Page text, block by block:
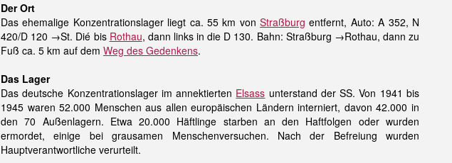
Der Ort
Das ehemalige Konzentrationslager liegt ca. 55 km vonStraßburg entfernt, Auto: A 352, N
420/D 120 →St. Dié bis Rothau, dann links in die D 130. Bahn: Straßburg →Rothau, dann zu
Fuß ca. 5 km auf dem Weg des Gedenkens.
Das Lager
Das deutsche Konzentrationslager im annektierten Elsass unterstand der SS. Von 1941 bis
1945 waren 52.000 Menschen aus allen europäischen Ländern interniert, davon 42.000 in
den 70 Außenlagern. Etwa 20.000 Häftlinge starben an den Haftfolgen oder wurden
ermordet, einige bei grausamen Menschenversuchen. Nach der Befreiung wurden
Hauptverantwortliche verurteilt.